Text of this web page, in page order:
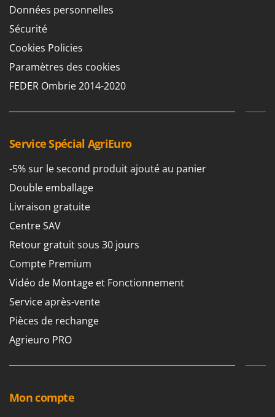
Données personnelles
Sécurité
Cookies Policies
Paramètres des cookies
FEDER Ombrie 2014-2020
Service Spécial AgriEuro
-5% sur le second produit ajouté au panier
Double emballage
Livraison gratuite
Centre SAV
Retour gratuit sous 30 jours
Compte Premium
Vidéo de Montage et Fonctionnement
Service après-vente
Pièces de rechange
Agrieuro PRO
Mon compte